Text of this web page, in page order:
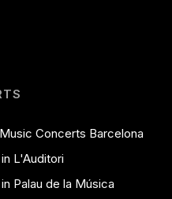
Concerts Barcelona
L'Auditori
Palau de la Música